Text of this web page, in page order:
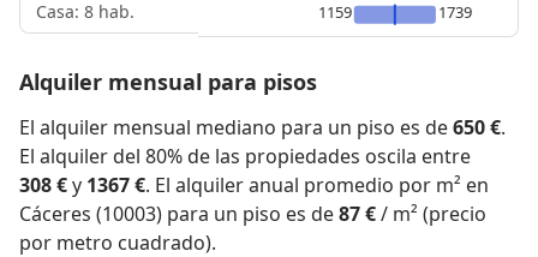
Casa: 8 hab.
1159
1739
Alquiler mensual para pisos
El alquiler mensual mediano para un piso es de650 €.
El alquiler del 80% de las propiedades oscila entre
308 €y 1367 €. El alquiler anual promedio por m² en
Cáceres (10003) para un piso es de87 €/ m² (precio
por metro cuadrado).